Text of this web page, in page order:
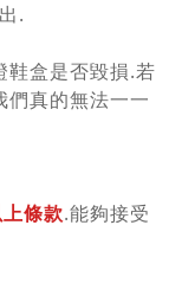
.
盒是否毀損.若
們真的無法一一
條款.能夠接受